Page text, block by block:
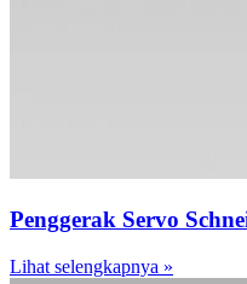
Penggerak Servo
Lihat selengkapnya »